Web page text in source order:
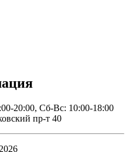
20:00, Сб-Вс: 10:00-18:00
пр-т 40